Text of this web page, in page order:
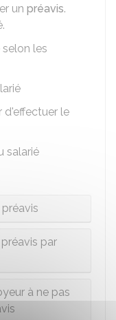
un préavis.
les
d'effectuer le
salarié
par
à ne pas